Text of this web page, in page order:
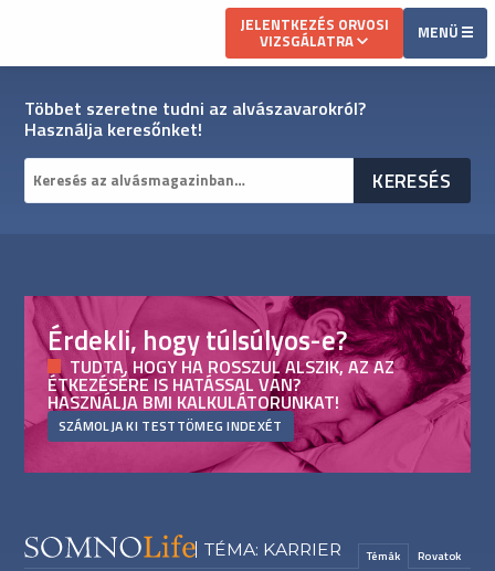
JELENTKEZÉS ORVOSI
VIZSGÁLATRA MENÜ
Többet szeretne tudni az alvászavarokról?
Használja keresőnket!
Érdekli, hogy túlsúlyos-e?
TUDTA, HOGY HA ROSSZUL ALSZIK, AZ AZ
ÉTKEZÉSÉRE IS HATÁSSAL VAN?
HASZNÁLJA BMI KALKULÁTORUNKAT!
SZÁMOLJA KI TESTTÖMEG INDEXÉT
TÉMA: KARRIER Témák Rovatok